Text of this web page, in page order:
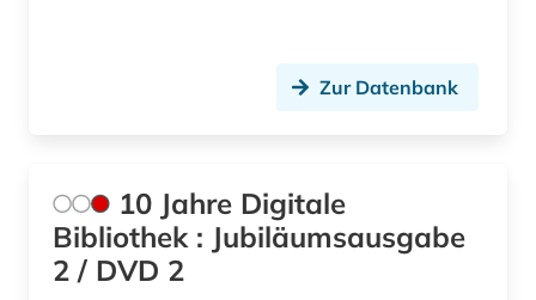
anarchie (1)
anarchist (1)
Tschechische Republik (32)
Tuerkei (12)
Zur Datenbank
10 Jahre Digitale
Bibliothek : Jubiläumsausgabe
2 / DVD 2